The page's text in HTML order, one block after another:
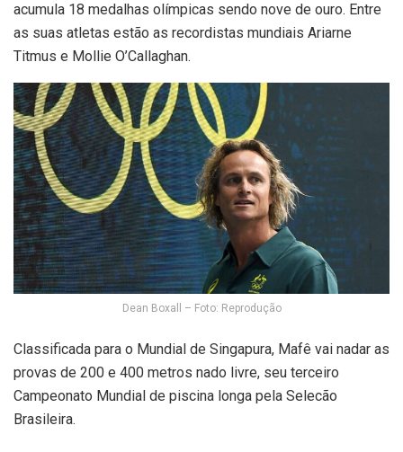
acumula 18 medalhas olímpicas sendo nove de ouro. Entre
as suas atletas estão as recordistas mundiais Ariarne
Titmus e Mollie O’Callaghan.
Dean Boxall – Foto: Reprodução
Classificada para o Mundial de Singapura, Mafê vai nadar as
provas de 200 e 400 metros nado livre, seu terceiro
Campeonato Mundial de piscina longa pela Selecão
Brasileira.